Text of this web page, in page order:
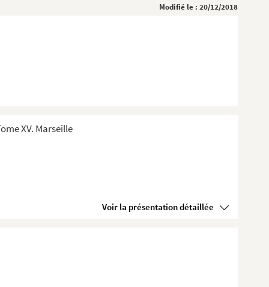
Modifié le : 20/12/2018
XV. Marseille
Voir la présentation détaillée